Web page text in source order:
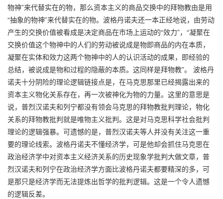
物神”来代替实在的物，那么资本主义的商品交换中的拜物教由是用
“抽象的物神”来代替实在的物。波格丹诺夫还一本正经地说，由劳动
产生的交换价值被看成是决定商品在市场上运动的“效力”，“凝聚在
交换价值这个物神中的人们的劳动被说成是物即商品的内在本质，
凝聚在实体和效力这两个物神中的人的认识活动的成果，即经验的
总结，被说成是物和过程的隐蔽的本质。这同样是拜物教”。 波格丹
诺夫十分阴险的理论逻辑链接点是，在马克思那里已经揭露出来的
资本主义物化关系存在，再一次被神化为物的力量。这里的意思是
说，普烈汉诺夫和列宁都没有领会马克思的拜物教批判理论，物化
关系的拜物教批判就是唯物主义批判。这是对马克思科学社会批判
理论的逻辑强暴。可遗憾的是，普烈汉诺夫等人并没有关注这一重
要的理论线索。波格丹诺夫不懂经济学，可是他却会抓住马克思在
政治经济学中对资本主义经济关系的历史现象学批判大做文章，普
烈汉诺夫和列宁在政治经济学方面比波格丹诺夫都要精深的多，可
是那只是经济学而无法提炼出哲学的批判逻辑。这是一个令人遗憾
的逻辑反差。